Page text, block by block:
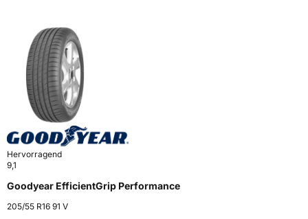
Hervorragend
9,1
Goodyear EfficientGrip Performance
205/55 R16 91 V